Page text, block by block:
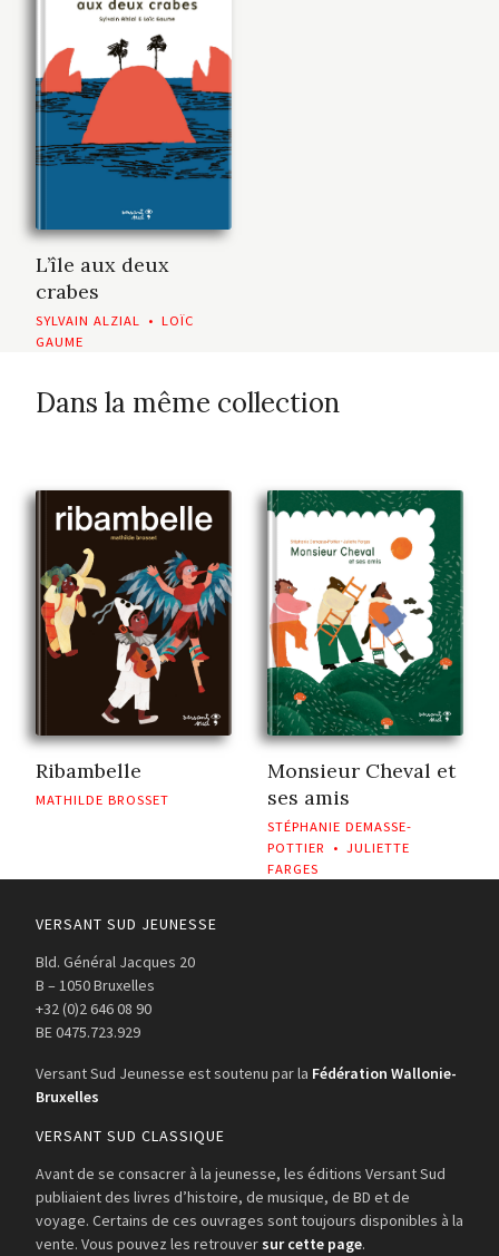
L’île aux deux
crabes
SYLVAIN ALZIAL • LOÏC
GAUME
Dans la même collection
Ribambelle
MATHILDE BROSSET
Monsieur Cheval et
ses amis
STÉPHANIE DEMASSE-
POTTIER
• JULIETTE
FARGES
VERSANT SUD JEUNESSE
Bld. Général Jacques 20
B – 1050 Bruxelles
+32 (0)2 646 08 90
BE 0475.723.929
Versant Sud Jeunesse est soutenu par la Fédération Wallonie-
Bruxelles
VERSANT SUD CLASSIQUE
Avant de se consacrer à la jeunesse, les éditions Versant Sud
publiaient des livres d’histoire, de musique, de BD et de
voyage. Certains de ces ouvrages sont toujours disponibles à la
vente. Vous pouvez les retrouver sur cette page.